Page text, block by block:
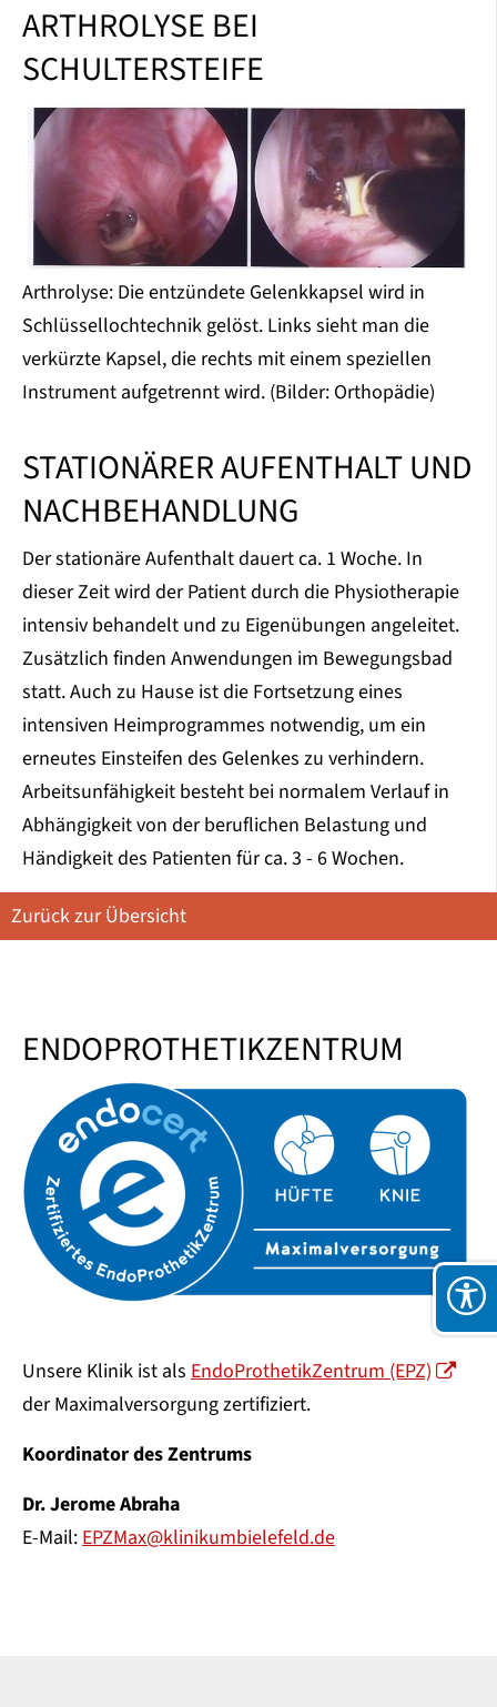
ARTHROLYSE BEI
SCHULTERSTEIFE
Arthrolyse: Die entzündete Gelenkkapsel wird in
Schlüssellochtechnik gelöst. Links sieht man die
verkürzte Kapsel, die rechts mit einem speziellen
Instrument aufgetrennt wird. (Bilder: Orthopädie)
STATIONÄRER AUFENTHALT UND
NACHBEHANDLUNG
Der stationäre Aufenthalt dauert ca. 1 Woche. In
dieser Zeit wird der Patient durch die Physiotherapie
intensiv behandelt und zu Eigenübungen angeleitet.
Zusätzlich finden Anwendungen im Bewegungsbad
statt. Auch zu Hause ist die Fortsetzung eines
intensiven Heimprogrammes notwendig, um ein
erneutes Einsteifen des Gelenkes zu verhindern.
Arbeitsunfähigkeit besteht bei normalem Verlauf in
Abhängigkeit von der beruflichen Belastung und
Händigkeit des Patienten für ca. 3 - 6 Wochen.
Zurück zur Übersicht
ENDOPROTHETIKZENTRUM
Unsere Klinik ist als EndoProthetikZentrum (EPZ)
der Maximalversorgung zertifiziert.
Koordinator des Zentrums
Dr. Jerome Abraha
E-Mail:EPZMax@klinikumbielefeld.de